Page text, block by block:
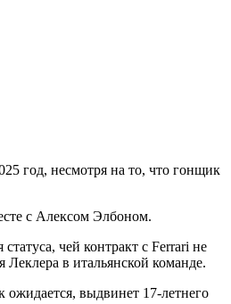
год, несмотря на то, что гонщик
с Алексом Элбоном.
чей контракт с Ferrari не
в итальянской команде.
ожидается, выдвинет 17-летнего